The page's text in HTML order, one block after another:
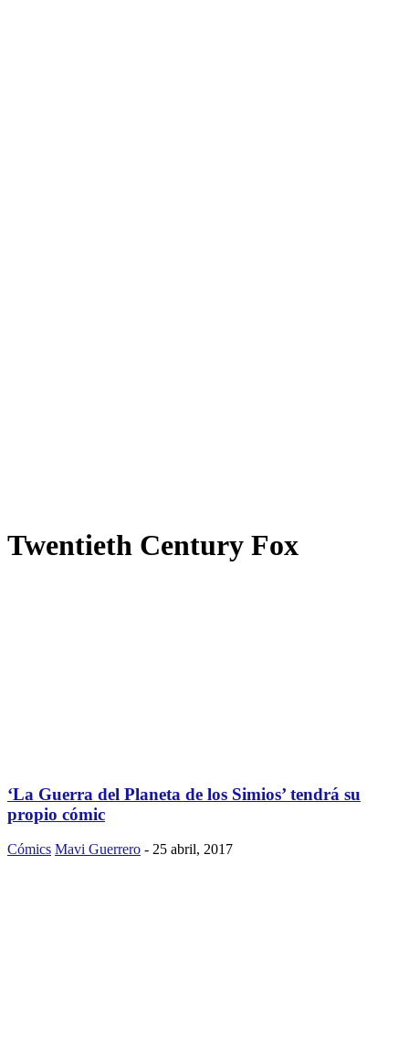
Twentieth Century Fox
‘La Guerra del Planeta de los Simios’ tendrá su
propio cómic
Cómics Mavi Guerrero - 25 abril, 2017